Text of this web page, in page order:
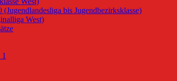
(Jugendlandesliga bis Jugendbezirksklasse)
West)